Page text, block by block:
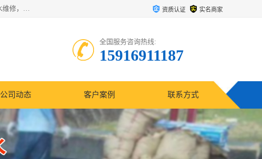
东莞市华展防水补漏装饰工程有限公司主要服务有：东莞防水补漏，东莞厂房防水补漏，东莞房屋渗漏水维修，楼面漏水维修，裂缝补漏，伸缩缝补漏，卫生间防水改造，厕所漏水补漏，外墙窗台补漏，电梯井堵漏，地下车库防水引水工程等 资质认证 实名商家
全国服务咨询热线:
15916911187
公司动态 客户案例 联系方式